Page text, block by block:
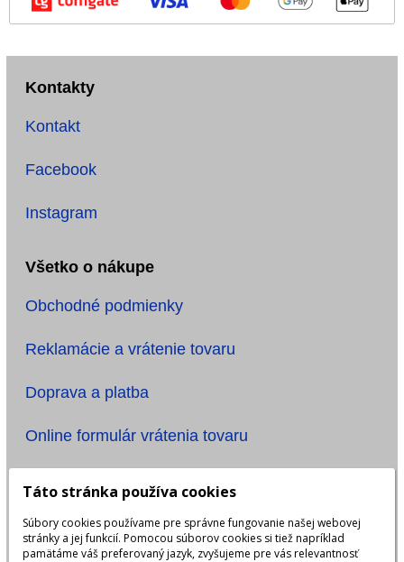
Kontakty
Kontakt
Facebook
Instagram
Všetko o nákupe
Obchodné podmienky
Reklamácie a vrátenie tovaru
Doprava a platba
Online formulár vrátenia tovaru
Informácie
Ochrana osobných údajov
Táto stránka používa cookies
Súbory cookies používame pre správne fungovanie našej webovej
stránky a jej funkcií. Pomocou súborov cookies si tiež napríklad
pamätáme váš preferovaný jazyk, zvyšujeme pre vás relevantnosť